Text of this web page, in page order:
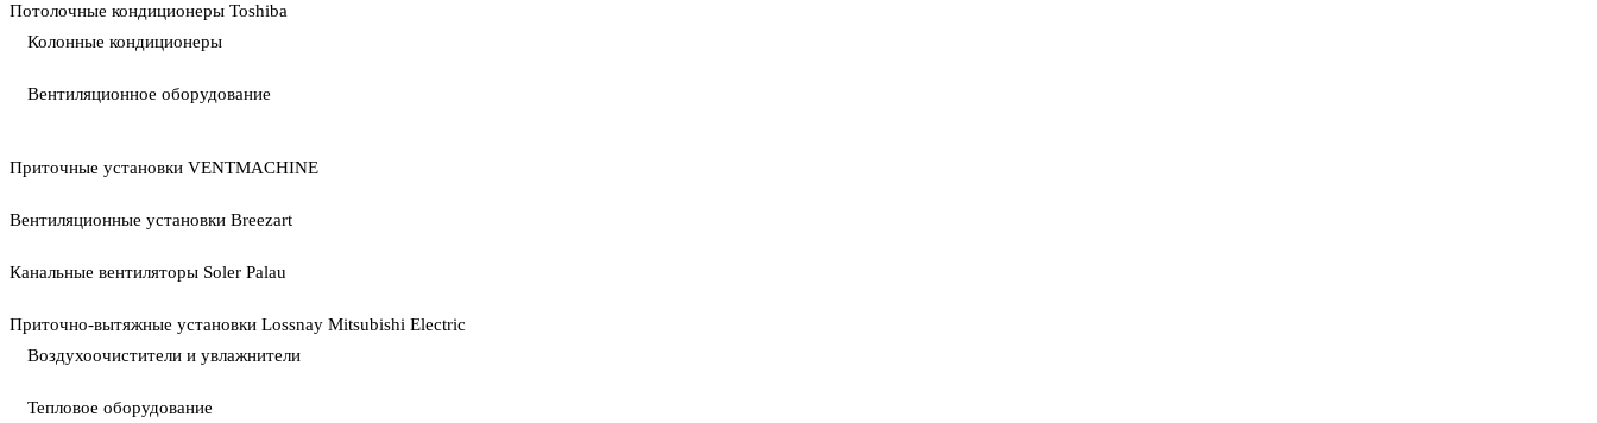
Потолочные кондиционеры Toshiba
Колонные кондиционеры
Вентиляционное оборудование
Приточные установки VENTMACHINE
Вентиляционные установки Breezart
Канальные вентиляторы Soler Palau
Приточно-вытяжные установки Lossnay Mitsubishi Electric
Воздухоочистители и увлажнители
Тепловое оборудование